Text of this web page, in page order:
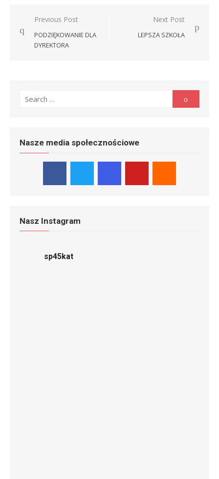
Nawigacja
wpisu
Previous Post
PODZIĘKOWANIE DLA
DYREKTORA
Next Post
LEPSZA SZKOŁA
for:
Nasze media społecznościowe
Nasz Instagram
sp45kat